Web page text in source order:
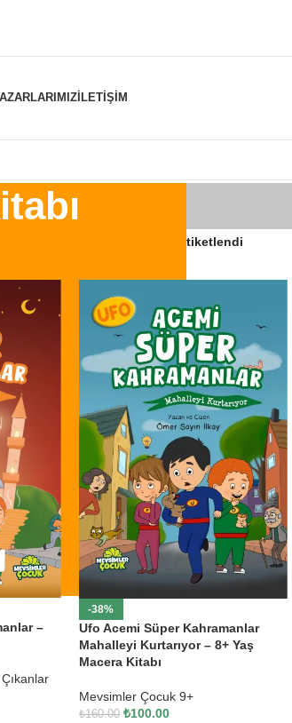
İLETIŞIM
kahramanın el kitabı” olarak etiketlendi
–
-38%
Ufo Acemi Süper Kahramanlar
Mahalleyi Kurtarıyor – 8+ Yaş
Macera Kitabı
Mevsimler Çocuk 9+
₺160.00 ₺100.00